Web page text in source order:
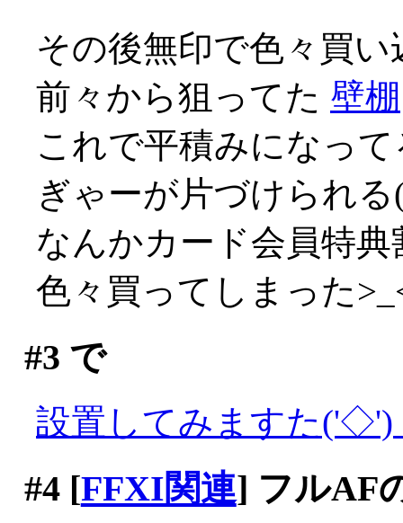
その後無印で色々買い
前々から狙ってた 壁棚
これで平積みになっ
ぎゃーが片づけられる
なんかカード会員特
色々買ってしまった
#3 で
設置してみますた('◇')
#4[FFXI関連] フルAF